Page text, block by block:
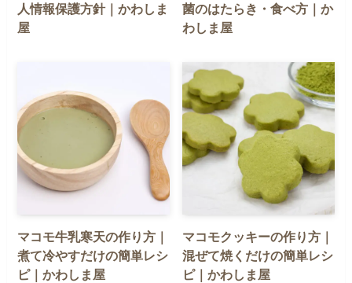
人情報保護方針｜かわしま
屋
菌のはたらき・食べ方｜か
わしま屋
マコモ牛乳寒天の作り方｜
煮て冷やすだけの簡単レシ
ピ｜かわしま屋
マコモクッキーの作り方｜
混ぜて焼くだけの簡単レシ
ピ｜かわしま屋